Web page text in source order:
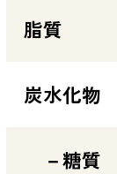
脂質
炭水化物
－糖質